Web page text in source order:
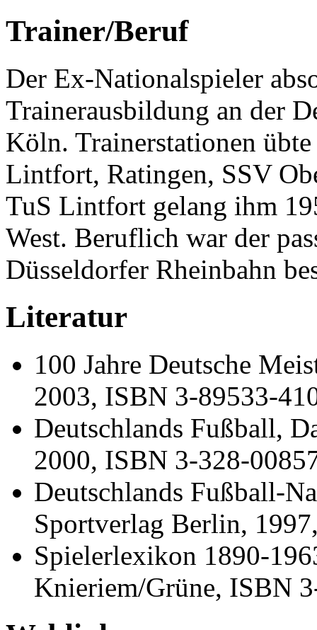
Trainer/Beruf
Der Ex-Nationalspieler
Trainerausbildung an der
Köln. Trainerstationen
Lintfort, Ratingen, SSV
TuS Lintfort gelang ihm
West. Beruflich war der
Düsseldorfer Rheinbahn
Literatur
100 Jahre Deutsche
2003, ISBN 3-89533-
Deutschlands Fußball,
2000, ISBN 3-328-
Deutschlands Fußball-
Sportverlag Berlin,
Spielerlexikon 1890-
Knieriem/Grüne, ISBN